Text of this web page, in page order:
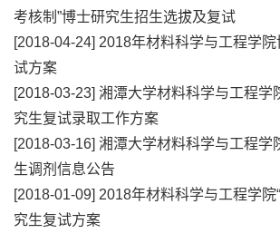
考核制”博士研究生招生选拔及复试
[2018-04-24] 2018年材料科学与工程学
试方案
[2018-03-23] 湘潭大学材料科学与工程学
究生复试录取工作方案
[2018-03-16] 湘潭大学材料科学与工程学
生调剂信息公告
[2018-01-09] 2018年材料科学与工程学院
究生复试方案